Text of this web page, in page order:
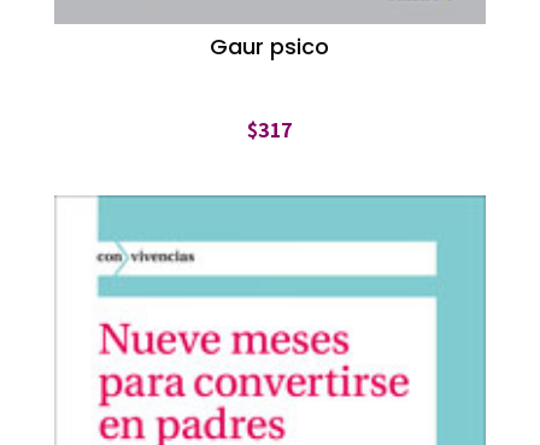
Gaur psico
$317